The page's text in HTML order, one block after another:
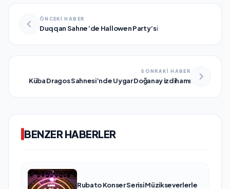
ÖNCEKİ HABER
Duqqan Sahne’de Hallowen Party’si
SONRAKİ HABER
Küba Dragos Sahnesi’nde Uygar Doğanay izdihamı
BENZER HABERLER
Rubato Konser Serisi Müzikseverlerle